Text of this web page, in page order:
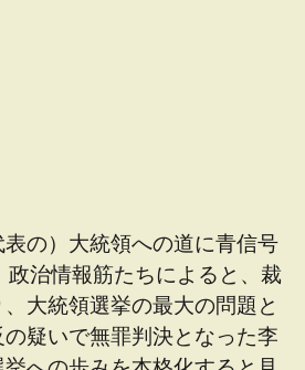
表の）大統領への道に青信号
政治情報筋たちによると、裁
大統領選挙の最大の問題と
疑いで無罪判決となった李